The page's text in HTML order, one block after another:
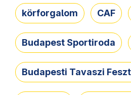
körforgalom CAF
Budapest Sportiroda
Budapesti Tavaszi